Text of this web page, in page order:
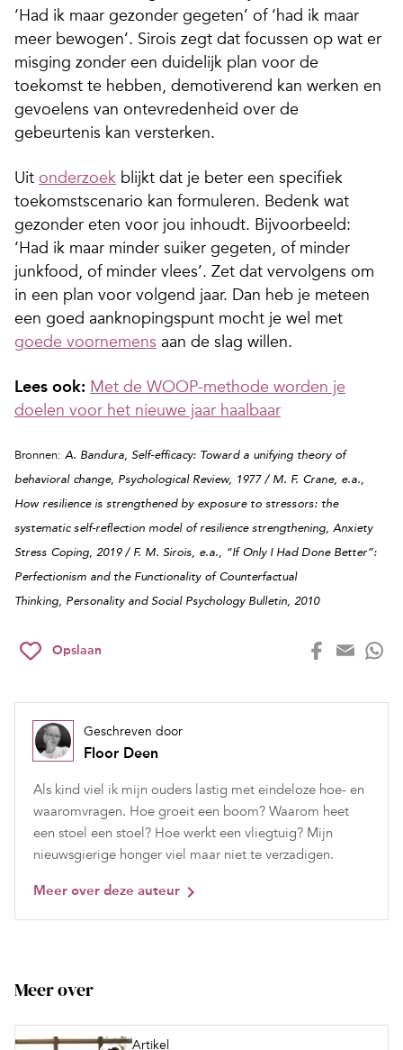
‘Had ik maar gezonder gegeten’ of ‘had ik maar
meer bewogen’. Sirois zegt dat focussen op wat er
misging zonder een duidelijk plan voor de
toekomst te hebben, demotiverend kan werken en
gevoelens van ontevredenheid over de
gebeurtenis kan versterken.
Uit onderzoek blijkt dat je beter een specifiek
toekomstscenario kan formuleren. Bedenk wat
gezonder eten voor jou inhoudt. Bijvoorbeeld:
‘Had ik maar minder suiker gegeten, of minder
junkfood, of minder vlees’. Zet dat vervolgens om
in een plan voor volgend jaar. Dan heb je meteen
een goed aanknopingspunt mocht je wel met
goede voornemens aan de slag willen.
Lees ook: Met de WOOP-methode worden je
doelen voor het nieuwe jaar haalbaar
Bronnen: A. Bandura, Self-efficacy: Toward a unifying theory of
behavioral change, Psychological Review, 1977 / M. F. Crane, e.a.,
How resilience is strengthened by exposure to stressors: the
systematic self-reflection model of resilience strengthening, Anxiety
Stress Coping, 2019 / F. M. Sirois, e.a., “If Only I Had Done Better”:
Perfectionism and the Functionality of Counterfactual
Thinking, Personality and Social Psychology Bulletin, 2010
Opslaan
Geschreven door
Floor Deen
Als kind viel ik mijn ouders lastig met eindeloze hoe- en
waaromvragen. Hoe groeit een boom? Waarom heet
een stoel een stoel? Hoe werkt een vliegtuig? Mijn
nieuwsgierige honger viel maar niet te verzadigen.
Meer over deze auteur
Meer over
Artikel